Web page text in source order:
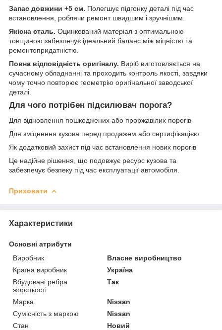
Запас довжини +5 см. Полегшує підгонку деталі під час
встановлення, роблячи ремонт швидшим і зручнішим.
Якісна сталь. Оцинкований матеріал з оптимальною
товщиною забезпечує ідеальний баланс між міцністю та
ремонтопридатністю.
Повна відповідність оригіналу. Виріб виготовляється на
сучасному обладнанні та проходить контроль якості, завдяки
чому точно повторює геометрію оригінальної заводської
деталі.
Для чого потрібен підсилювач порога?
Для відновлення пошкоджених або проржавілих порогів
Для зміцнення кузова перед продажем або сертифікацією
Як додатковий захист під час встановлення нових порогів
Це надійне рішення, що подовжує ресурс кузова та
забезпечує безпеку під час експлуатації автомобіля.
Приховати
Характеристики
Основні атрибути
Виробник
Власне виробництво
Країна виробник
Україна
Вбудовані ребра
жорсткості
Так
Марка
Nissan
Сумісність з маркою
Nissan
Стан
Новий